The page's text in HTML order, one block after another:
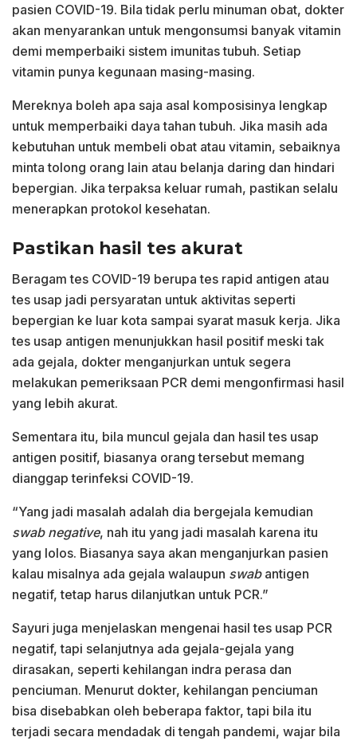
pasien COVID-19. Bila tidak perlu minuman obat, dokter
akan menyarankan untuk mengonsumsi banyak vitamin
demi memperbaiki sistem imunitas tubuh. Setiap
vitamin punya kegunaan masing-masing.
Mereknya boleh apa saja asal komposisinya lengkap
untuk memperbaiki daya tahan tubuh. Jika masih ada
kebutuhan untuk membeli obat atau vitamin, sebaiknya
minta tolong orang lain atau belanja daring dan hindari
bepergian. Jika terpaksa keluar rumah, pastikan selalu
menerapkan protokol kesehatan.
Pastikan hasil tes akurat
Beragam tes COVID-19 berupa tes rapid antigen atau
tes usap jadi persyaratan untuk aktivitas seperti
bepergian ke luar kota sampai syarat masuk kerja. Jika
tes usap antigen menunjukkan hasil positif meski tak
ada gejala, dokter menganjurkan untuk segera
melakukan pemeriksaan PCR demi mengonfirmasi hasil
yang lebih akurat.
Sementara itu, bila muncul gejala dan hasil tes usap
antigen positif, biasanya orang tersebut memang
dianggap terinfeksi COVID-19.
“Yang jadi masalah adalah dia bergejala kemudian
swab negative, nah itu yang jadi masalah karena itu
yang lolos. Biasanya saya akan menganjurkan pasien
kalau misalnya ada gejala walaupun swabantigen
negatif, tetap harus dilanjutkan untuk PCR.”
Sayuri juga menjelaskan mengenai hasil tes usap PCR
negatif, tapi selanjutnya ada gejala-gejala yang
dirasakan, seperti kehilangan indra perasa dan
penciuman. Menurut dokter, kehilangan penciuman
bisa disebabkan oleh beberapa faktor, tapi bila itu
terjadi secara mendadak di tengah pandemi, wajar bila